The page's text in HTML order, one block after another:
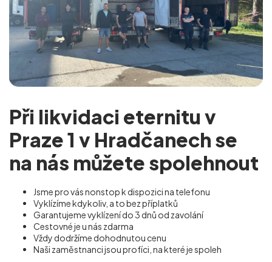
Při likvidaci eternitu v
Praze 1 v Hradčanech se
na nás můžete spolehnout
Jsme pro vás nonstop k dispozici na telefonu
Vyklízíme kdykoliv, a to bez příplatků
Garantujeme vyklízení do 3 dnů od zavolání
Cestovné je u nás zdarma
Vždy dodržíme dohodnutou cenu
Naši zaměstnanci jsou profíci, na které je spoleh